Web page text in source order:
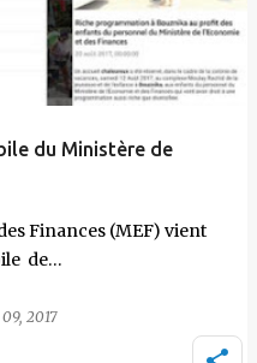
du Ministère de
Finances (MEF) vient
de…
2017